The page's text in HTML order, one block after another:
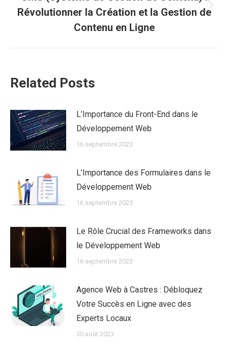
Article
suivant
Révolutionner la Création et la Gestion de
Contenu en Ligne
Related Posts
L’Importance du Front-End dans le
Développement Web
16 septembre 2023
L’Importance des Formulaires dans le
Développement Web
16 septembre 2023
Le Rôle Crucial des Frameworks dans
le Développement Web
16 septembre 2023
Agence Web à Castres : Débloquez
Votre Succès en Ligne avec des
Experts Locaux
30 août 2023